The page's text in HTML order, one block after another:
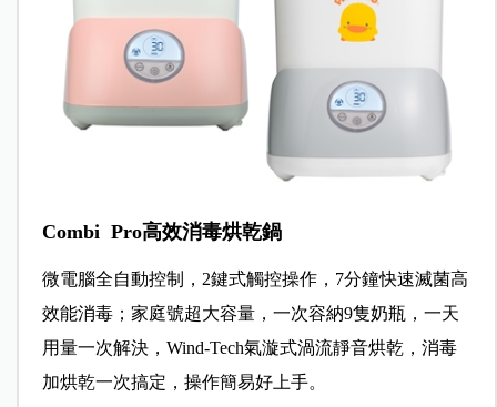
Combi Pro高效消毒烘乾鍋
微電腦全自動控制，2鍵式觸控操作，7分鐘快速滅菌高
效能消毒；家庭號超大容量，一次容納9隻奶瓶，一天
用量一次解決，Wind-Tech氣漩式渦流靜音烘乾，消毒
加烘乾一次搞定，操作簡易好上手。